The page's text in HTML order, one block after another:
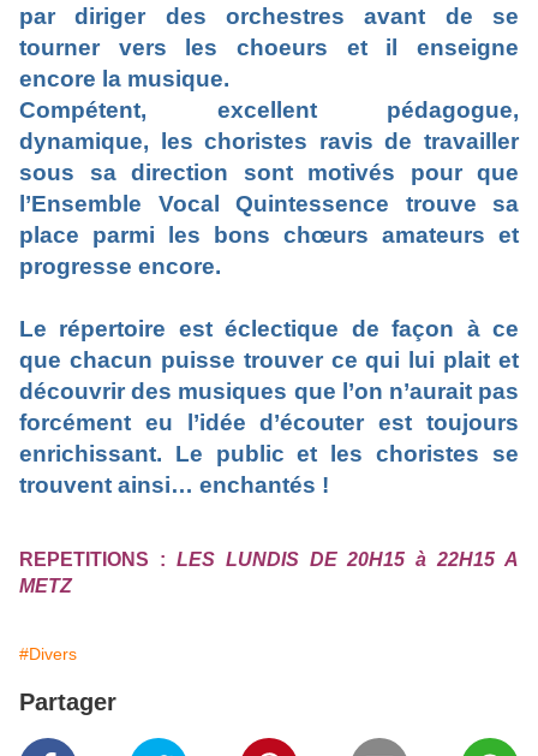
par diriger des orchestres avant de se
tourner vers les choeurs et il enseigne
encore la musique.
Compétent, excellent pédagogue,
dynamique, les choristes ravis de travailler
sous sa direction sont motivés pour que
l’Ensemble Vocal Quintessence trouve sa
place parmi les bons chœurs amateurs et
progresse encore.
Le répertoire est éclectique de façon à ce
que chacun puisse trouver ce qui lui plait et
découvrir des musiques que l’on n’aurait pas
forcément eu l’idée d’écouter est toujours
enrichissant. Le public et les choristes se
trouvent ainsi… enchantés !
REPETITIONS : LES LUNDIS DE 20H15 à 22H15 A
METZ
#Divers
Partager